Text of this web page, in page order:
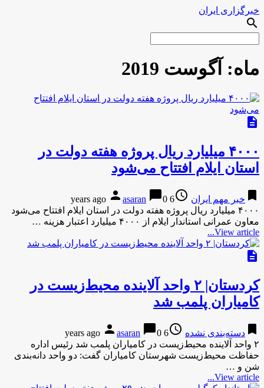
خبرگزاری ایران
search
ماه: آگوست 2019
description
۴۰۰۰ میلیارد ریال پروژه هفته دولت در
استان ایلام افتتاح می‌شود
bookmark خبر مهم ایران access_time
6 years ago
person asaran chat_bubble0
۴۰۰۰ میلیارد ریال پروژه هفته دولت در استان ایلام افتتاح می‌شود
معاون عمرانی استاندار ایلام از ۴۰۰۰ میلیارد اعتبار هزینه …
View article...
description
کردستان| ۲ واحد آلاینده محیط‌زیست در
کامیاران پلمب شد
bookmark دسته‌بندی نشده access_time
6 years ago
person asaran chat_bubble0
۲ واحد آلاینده محیط‌زیست در کامیاران پلمب شد رئیس اداره
حفاظت محیط‌زیست شهرستان کامیاران گفت: دو واحد دانه‌بندی
شن و …
View article...